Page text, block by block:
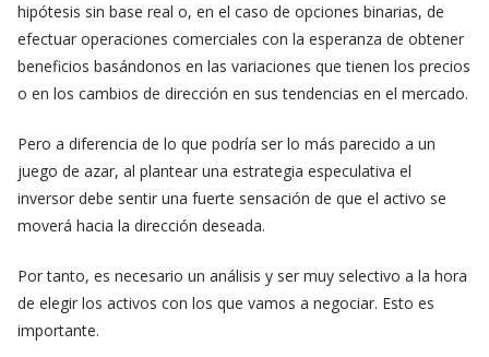
hipótesis sin base real o, en el caso de opciones binarias, de
efectuar operaciones comerciales con la esperanza de obtener
beneficios basándonos en las variaciones que tienen los precios
o en los cambios de dirección en sus tendencias en el mercado.
Pero a diferencia de lo que podría ser lo más parecido a un
juego de azar, al plantear una estrategia especulativa el
inversor debe sentir una fuerte sensación de que el activo se
moverá hacia la dirección deseada.
Por tanto, es necesario un análisis y ser muy selectivo a la hora
de elegir los activos con los que vamos a negociar. Esto es
importante.